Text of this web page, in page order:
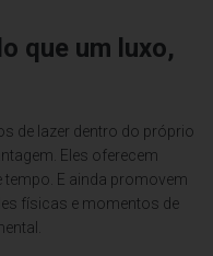
que um luxo,
de lazer dentro do próprio
Eles oferecem
E ainda promovem
físicas e momentos de